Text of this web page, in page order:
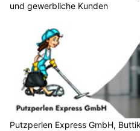
und gewerbliche Kunden
Putzperlen Express GmbH,